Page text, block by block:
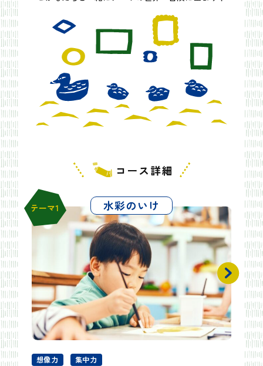
コース詳細
テーマ1 水彩のいけ
想像力 集中力